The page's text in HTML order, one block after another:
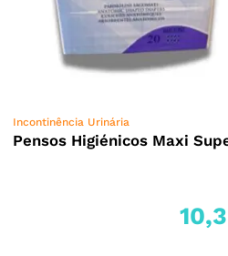
ADICIONAR
Incontinência Urinária
Pensos Higiénicos Maxi